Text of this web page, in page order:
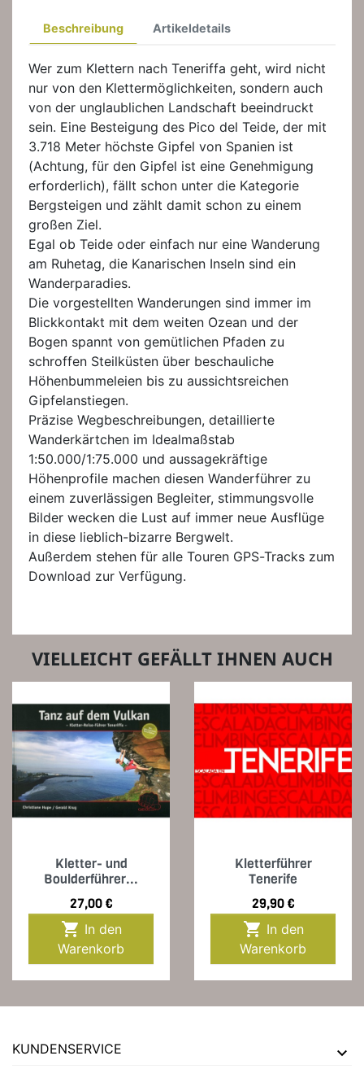
Beschreibung Artikeldetails
Wer zum Klettern nach Teneriffa geht, wird nicht
nur von den Klettermöglichkeiten, sondern auch
von der unglaublichen Landschaft beeindruckt
sein. Eine Besteigung des Pico del Teide, der mit
3.718 Meter höchste Gipfel von Spanien ist
(Achtung, für den Gipfel ist eine Genehmigung
erforderlich), fällt schon unter die Kategorie
Bergsteigen und zählt damit schon zu einem
großen Ziel.
Egal ob Teide oder einfach nur eine Wanderung
am Ruhetag, die Kanarischen Inseln sind ein
Wanderparadies.
Die vorgestellten Wanderungen sind immer im
Blickkontakt mit dem weiten Ozean und der
Bogen spannt von gemütlichen Pfaden zu
schroffen Steilküsten über beschauliche
Höhenbummeleien bis zu aussichtsreichen
Gipfelanstiegen.
Präzise Wegbeschreibungen, detaillierte
Wanderkärtchen im Idealmaßstab
1:50.000/1:75.000 und aussagekräftige
Höhenprofile machen diesen Wanderführer zu
einem zuverlässigen Begleiter, stimmungsvolle
Bilder wecken die Lust auf immer neue Ausflüge
in diese lieblich-bizarre Bergwelt.
Außerdem stehen für alle Touren GPS-Tracks zum
Download zur Verfügung.
VIELLEICHT GEFÄLLT IHNEN AUCH
Kletter- und
Boulderführer...
Preis
27,00 €

Warenkorb
Kletterführer
Tenerife
Preis
29,90 €

Warenkorb
KUNDENSERVICE